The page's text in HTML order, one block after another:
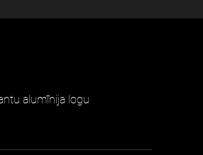
alumīnija logu